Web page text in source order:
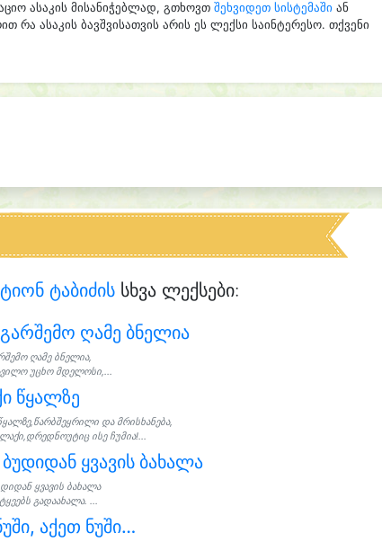
ასაკის მისანიჭებლად, გთხოვთ შეხვიდეთ სისტემაში ან
რა ასაკის ბავშვისათვის არის ეს ლექსი საინტერესო. თქვენი
ტაბიძისსხვა ლექსები:
ღამე ბნელია
ღამე ბნელია,
უცხო მდელოსი,...
წყალზე
და მრისხანება,
ისე ჩუმია!...
ყვავის ბახალა
ყვავის ბახალა
გადაახალა. ...
აქეთ ნუში…